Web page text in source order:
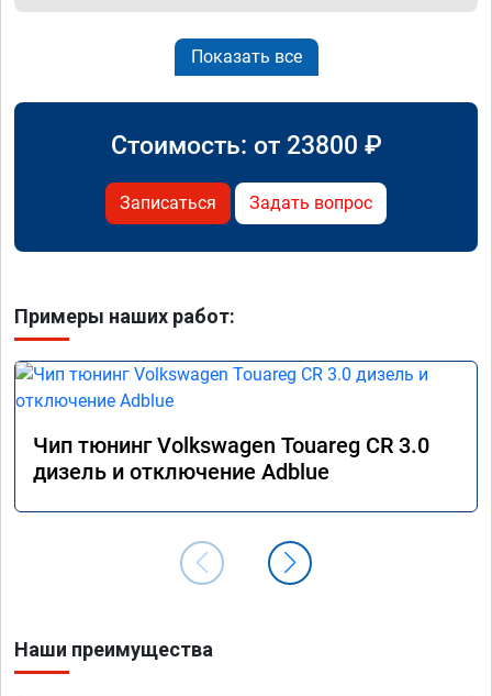
Показать все
Стоимость: от 23800 ₽
Записаться Задать вопрос
Примеры наших работ:
Чип тюнинг Volkswagen Touareg CR 3.0
дизель и отключение Adblue
Наши преимущества